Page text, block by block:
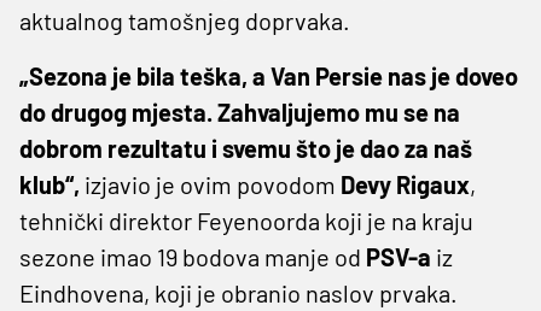
aktualnog tamošnjeg doprvaka.
„Sezona je bila teška, a Van Persie nas je doveo
do drugog mjesta. Zahvaljujemo mu se na
dobrom rezultatu i svemu što je dao za naš
klub“, izjavio je ovim povodom Devy Rigaux,
tehnički direktor Feyenoorda koji je na kraju
sezone imao 19 bodova manje od PSV-a iz
Eindhovena, koji je obranio naslov prvaka.